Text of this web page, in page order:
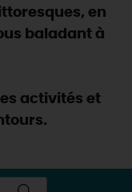
en
baladant à
activités et